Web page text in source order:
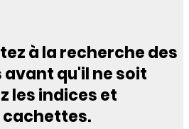
à la recherche des
qu'il ne soit
les indices et